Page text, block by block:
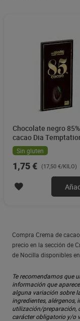
Chocolate negro 85%
cacao Dia
gSin gluten
1,75 € (17,50 €/KILO)
Compra Crema de
precio en la sección de
de Nocilla disponibles
Te recomendamos que
información que
alguna variación sobre
ingredientes,
utilización/preparación,
carácter obligatorio y/o